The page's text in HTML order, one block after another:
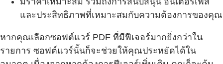
และประสิทธิภาพที่เหมาะสมกับความต้องการของคุณ
หากคุณเลือกซอฟต์แวร์ PDF ที่มีฟีเจอร์มากยิ่งกว่าใน
รายการ ซอฟต์แวร์นั้นก็จะช่วยให้คุณประหยัดได้ใน